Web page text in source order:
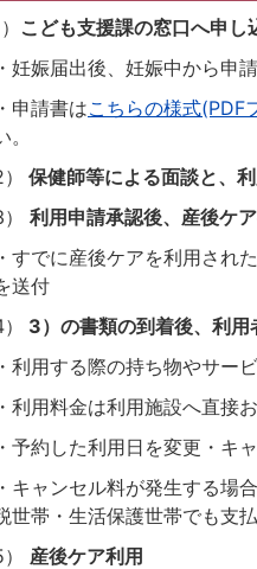
こども支援課の窓口へ申し
妊娠届出後、妊娠中から申請
申請書はこちらの様式(PDF
。
保健師等による面談と、
利用申請承認後、産後ケ
すでに産後ケアを利用され
送付
3）の書類の到着後、利
利用する際の持ち物やサー
利用料金は利用施設へ直接
予約した利用日を変更・キ
キャンセル料が発生する場
世帯・生活保護世帯でも支
産後ケア利用